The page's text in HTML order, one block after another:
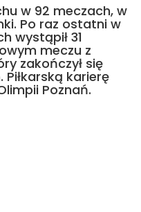
w 92 meczach, w
Po raz ostatni w
wystąpił 31
meczu z
zakończył się
karierę
Poznań.